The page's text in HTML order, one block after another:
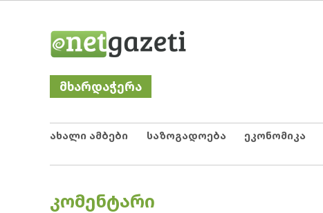
მხარდაჭერა
ახალი ამბები საზოგადოება ეკონომიკა
POSTED
ᲙᲝᲛᲔᲜᲢᲐᲠᲘ